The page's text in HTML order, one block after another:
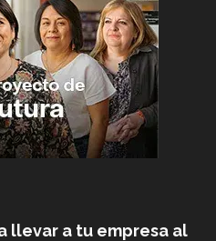
llevar a tu empresa al